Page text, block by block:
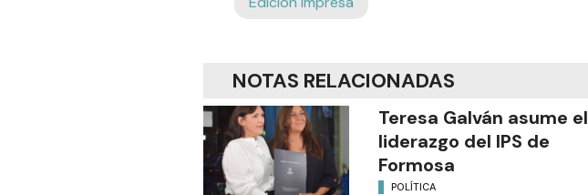
NOTAS RELACIONADAS
Teresa Galván asume el
liderazgo del IPS de
Formosa
POLÍTICA